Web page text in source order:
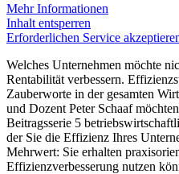
Mehr Informationen
Inhalt entsperren
Erforderlichen Service
Welches Unternehmen möchte
Rentabilität verbessern.
Zauberworte in der gesamten
und Dozent Peter Schaaf
Beitragsserie 5
der Sie die Effizienz Ihres
Mehrwert: Sie erhalten
Effizienzverbesserung nutzen